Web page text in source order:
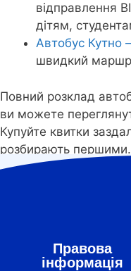
відправлення
дітям,
Автобус Кутно
швидкий
Повний розклад
ви можете
Купуйте квитки
розбирають першими.
Правова
інформація